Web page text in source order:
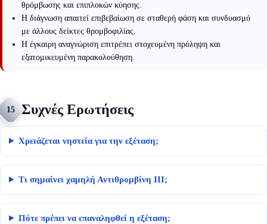
θρόμβωσης και επιπλοκών κύησης.
Η διάγνωση απαιτεί επιβεβαίωση σε σταθερή φάση και συνδυασμό
με άλλους δείκτες θρομβοφιλίας.
Η έγκαιρη αναγνώριση επιτρέπει στοχευμένη πρόληψη και
εξατομικευμένη παρακολούθηση.
15 Συχνές Ερωτήσεις
Χρειάζεται νηστεία για την εξέταση;
Τι σημαίνει χαμηλή Αντιθρομβίνη ΙΙΙ;
Πότε πρέπει να επαναληφθεί η εξέταση;